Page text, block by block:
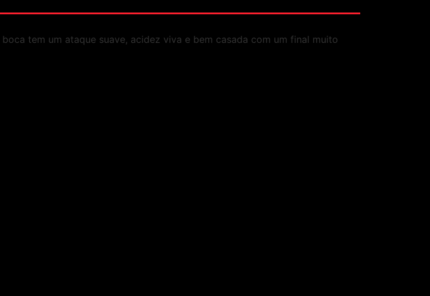
tem um ataque suave, acidez viva e bem casada com um final muito